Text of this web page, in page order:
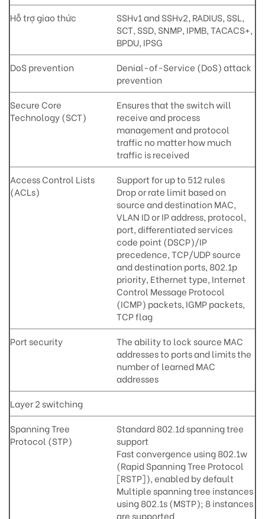
Hỗ trợ giao thức
SSHv1 and SSHv2, RADIUS, SSL,
SCT, SSD, SNMP, IPMB, TACACS+,
BPDU, IPSG
DoS prevention
Denial-of-Service (DoS) attack
prevention
Secure Core
Technology (SCT)
Ensures that the switch will
receive and process
management and protocol
traffic no matter how much
traffic is received
Access Control Lists
(ACLs)
Support for up to 512 rules
Drop or rate limit based on
source and destination MAC,
VLAN ID or IP address, protocol,
port, differentiated services
code point (DSCP)/IP
precedence, TCP/UDP source
and destination ports, 802.1p
priority, Ethernet type, Internet
Control Message Protocol
(ICMP) packets, IGMP packets,
TCP flag
Port security
The ability to lock source MAC
addresses to ports and limits the
number of learned MAC
addresses
Layer 2 switching
Spanning Tree
Protocol (STP)
Standard 802.1d spanning tree
support
Fast convergence using 802.1w
(Rapid Spanning Tree Protocol
[RSTP]), enabled by default
Multiple spanning tree instances
using 802.1s (MSTP); 8 instances
are supported